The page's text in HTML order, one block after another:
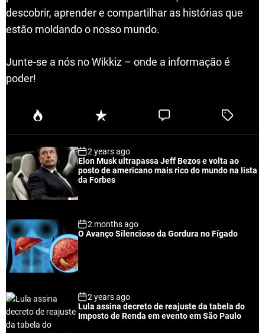
descobrir, aprender e compartilhar as histórias que
estão moldando o nosso mundo.
Junte-se a nós no Wikkiz – onde a informação é
poder!
P
u
a
r
R
e
n
t
C
e
T
e
2 years ago
Elon Musk ultrapassa Jeff Bezos e volta ao
posto de americano mais rico do mundo na lista
da Forbes
2 months ago
O Avanço Silencioso da Gordura no Fígado
2 years ago
Lula assina decreto de reajuste da tabela do
Imposto de Renda em evento em São Paulo